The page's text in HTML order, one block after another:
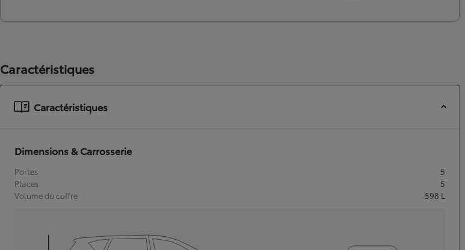
Caractéristiques
Caractéristiques
Dimensions & Carrosserie
Portes
5
Places
5
Volume du coffre
598 L